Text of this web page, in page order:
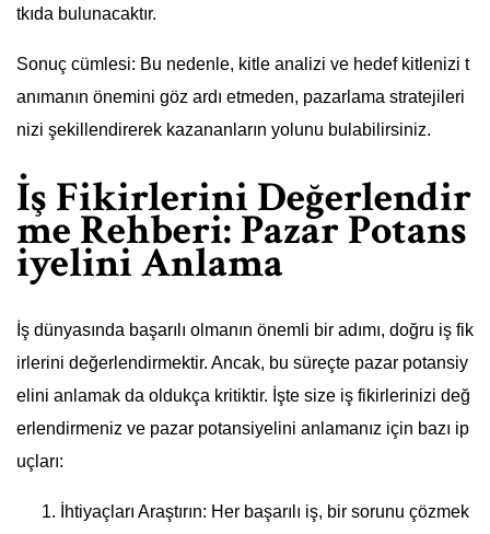
tkıda bulunacaktır.
Sonuç cümlesi: Bu nedenle, kitle analizi ve hedef kitlenizi t
anımanın önemini göz ardı etmeden, pazarlama stratejileri
nizi şekillendirerek kazananların yolunu bulabilirsiniz.
İş Fikirlerini Değerlendir
me Rehberi: Pazar Potans
iyelini Anlama
İş dünyasında başarılı olmanın önemli bir adımı, doğru iş fik
irlerini değerlendirmektir. Ancak, bu süreçte pazar potansiy
elini anlamak da oldukça kritiktir. İşte size iş fikirlerinizi değ
erlendirmeniz ve pazar potansiyelini anlamanız için bazı ip
uçları:
İhtiyaçları Araştırın: Her başarılı iş, bir sorunu çözmek